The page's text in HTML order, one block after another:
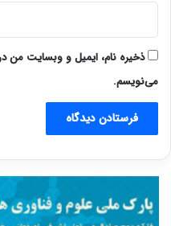
ذخیره نام، ایمیل و وبسایت من
می‌نویسم.